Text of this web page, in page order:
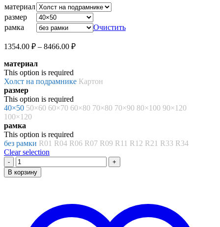
1354.00 ₽
–
8466.00 ₽
материал
размер
рамка
Очистить
1354.00 ₽ – 8466.00 ₽Диапазон
8466.00 ₽
материал
This option is required
Холст на подрамнике Картон
размер
This option is required
40×50 50×60 60×70 60×80 70×80 70×90 80×100 90×120
100×120
рамка
This option is required
без рамки R01 R04 R06 R07 R09 R11 R12 R21 R33 R34
Clear selection
Количество
товара
Картина
В корзину